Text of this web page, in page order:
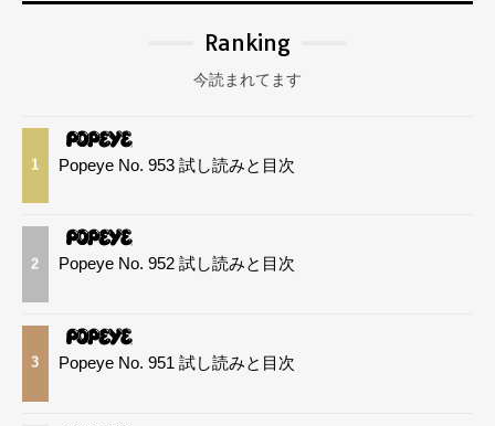
Ranking
今読まれてます
1 Popeye No. 953 試し読みと目次
2 Popeye No. 952 試し読みと目次
3 Popeye No. 951 試し読みと目次